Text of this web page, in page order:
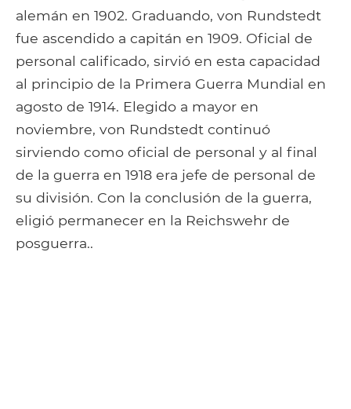
alemán en 1902. Graduando, von Rundstedt
fue ascendido a capitán en 1909. Oficial de
personal calificado, sirvió en esta capacidad
al principio de la Primera Guerra Mundial en
agosto de 1914. Elegido a mayor en
noviembre, von Rundstedt continuó
sirviendo como oficial de personal y al final
de la guerra en 1918 era jefe de personal de
su división. Con la conclusión de la guerra,
eligió permanecer en la Reichswehr de
posguerra..